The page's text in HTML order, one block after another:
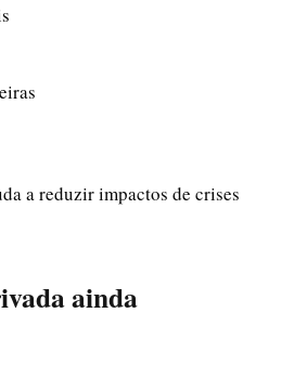
a reduzir impactos de crises
ainda